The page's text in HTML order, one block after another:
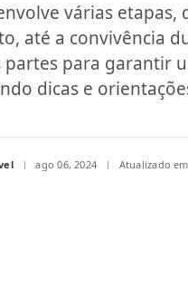
várias
até a convivência
partes para garantir
dicas e
ago 06, 2024 Atualizado